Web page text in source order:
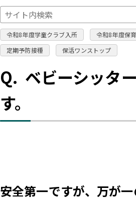
こ
令和8年度学童クラブ入所 令和8年度保
定期予防接種
保活ワンストップ
Q. ベビーシッタ
す。
安全第一ですが、万が一